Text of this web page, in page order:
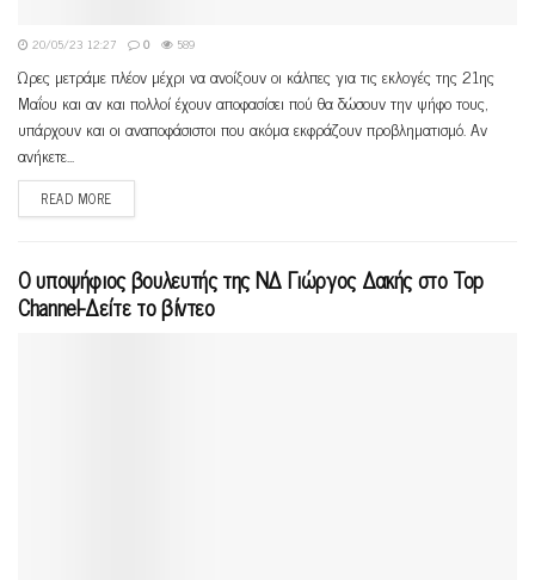
20/05/23 12:27 0 589
Ώρες μετράμε πλέον μέχρι να ανοίξουν οι κάλπες για τις εκλογές της 21ης
Μαΐου και αν και πολλοί έχουν αποφασίσει πού θα δώσουν την ψήφο τους,
υπάρχουν και οι αναποφάσιστοι που ακόμα εκφράζουν προβληματισμό. Αν
ανήκετε...
READ MORE
Ο υποψήφιος βουλευτής της ΝΔ Γιώργος Δακής στο Top
Channel-Δείτε το βίντεο